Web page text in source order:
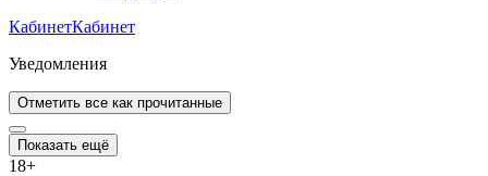
КабинетКабинет
Уведомления
Отметить все как прочитанные
Показать ещё
18+